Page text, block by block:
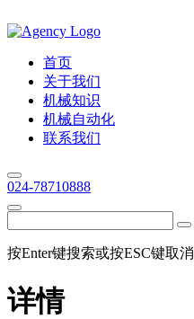
首页
关于我们
机械知识
机械自动化
联系我们
024-78710888
按Enter键搜索或按ESC键取消
详情